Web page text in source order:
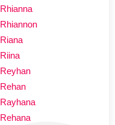
Rhianna
Rhiannon
Riana
Riina
Reyhan
Rehan
Rayhana
Rehana